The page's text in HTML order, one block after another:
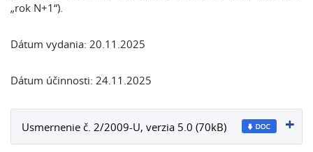
„rok N+1“).
Dátum vydania: 20.11.2025
Dátum účinnosti: 24.11.2025
Usmernenie č. 2/2009-U, verzia 5.0 (70kB)